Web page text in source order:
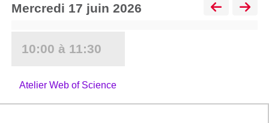
mercredi 17 juin 2026
10:00 à 11:30
Atelier Web of Science